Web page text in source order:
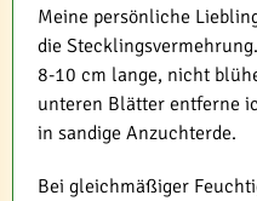
Meine persönliche
die
8-10 cm lange, nicht
unteren Blätter entferne
in sandige Anzuchterde.
Bei gleichmäßiger